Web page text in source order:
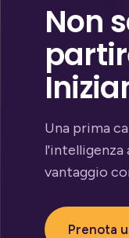
Non
Una prima
vantaggio
Prenota